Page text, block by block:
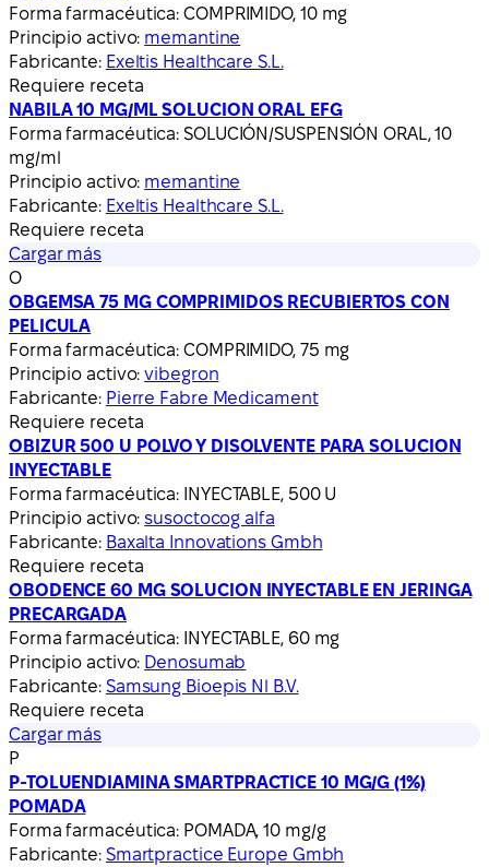
Forma farmacéutica: COMPRIMIDO, 10 mg
Principio activo: memantine
Fabricante: Exeltis Healthcare S.L.
Requiere receta
NABILA 10 MG/ML SOLUCION ORAL EFG
Forma farmacéutica: SOLUCIÓN/SUSPENSIÓN ORAL, 10
mg/ml
Principio activo: memantine
Fabricante: Exeltis Healthcare S.L.
Requiere receta
Cargar más
O
OBGEMSA 75 MG COMPRIMIDOS RECUBIERTOS CON
PELICULA
Forma farmacéutica: COMPRIMIDO, 75 mg
Principio activo:vibegron
Fabricante: Pierre Fabre Medicament
Requiere receta
OBIZUR 500 U POLVO Y DISOLVENTE PARA SOLUCION
INYECTABLE
Forma farmacéutica: INYECTABLE, 500 U
Principio activo:susoctocog alfa
Fabricante: Baxalta Innovations Gmbh
Requiere receta
OBODENCE 60 MG SOLUCION INYECTABLE EN JERINGA
PRECARGADA
Forma farmacéutica: INYECTABLE, 60 mg
Principio activo: Denosumab
Fabricante: Samsung Bioepis Nl B.V.
Requiere receta
Cargar más
P
P-TOLUENDIAMINA SMARTPRACTICE 10 MG/G (1%)
POMADA
Forma farmacéutica: POMADA, 10 mg/g
Fabricante: Smartpractice Europe Gmbh